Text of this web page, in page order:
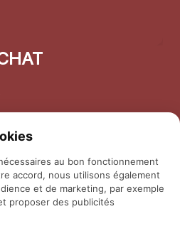
au bon fonctionnement
accord, nous utilisons également
et de marketing, par exemple
proposer des publicités